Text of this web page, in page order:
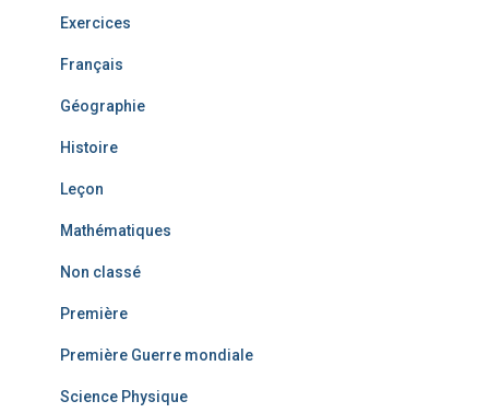
Exercices
Français
Géographie
Histoire
Leçon
Mathématiques
Non classé
Première
Première Guerre mondiale
Science Physique